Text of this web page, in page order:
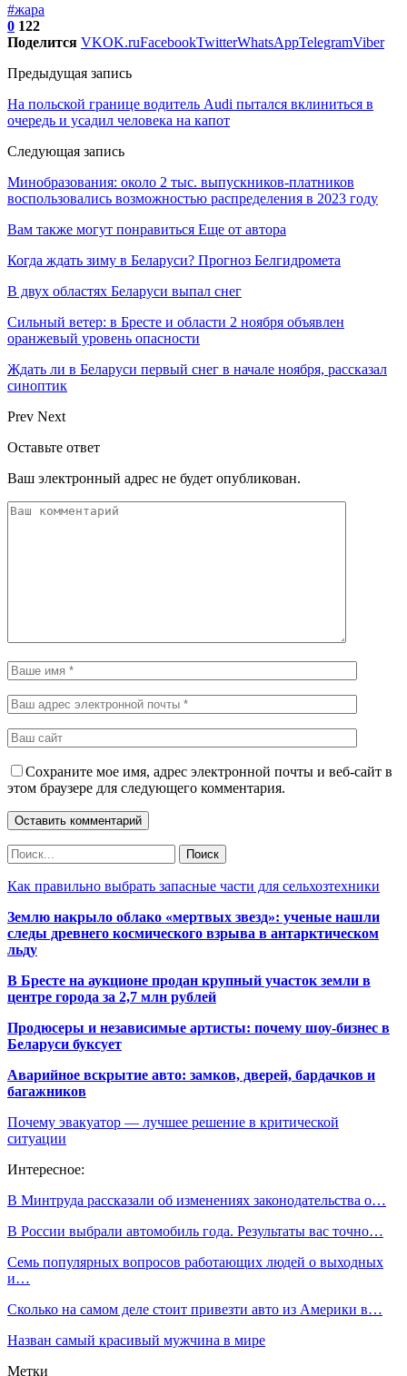
#жара
0 122
Поделится VKOK.ruFacebookTwitterWhatsAppTelegramViber
Предыдущая запись
На польской границе водитель Audi пытался вклиниться в
очередь и усадил человека на капот
Следующая запись
Минобразования: около 2 тыс. выпускников-платников
воспользовались возможностью распределения в 2023 году
Вам также могут понравиться Еще от автора
Когда ждать зиму в Беларуси? Прогноз Белгидромета
В двух областях Беларуси выпал снег
Сильный ветер: в Бресте и области 2 ноября объявлен
оранжевый уровень опасности
Ждать ли в Беларуси первый снег в начале ноября, рассказал
синоптик
Prev Next
Оставьте ответ
Ваш электронный адрес не будет опубликован.
Сохраните мое имя, адрес электронной почты и веб-сайт в
этом браузере для следующего комментария.
Как правильно выбрать запасные части для сельхозтехники
Землю накрыло облако «мертвых звезд»: ученые нашли
следы древнего космического взрыва в антарктическом
льду
В Бресте на аукционе продан крупный участок земли в
центре города за 2,7 млн рублей
Продюсеры и независимые артисты: почему шоу-бизнес в
Беларуси буксует
Аварийное вскрытие авто: замков, дверей, бардачков и
багажников
Почему эвакуатор — лучшее решение в критической
ситуации
Интересное:
В Минтруда рассказали об изменениях законодательства о…
В России выбрали автомобиль года. Результаты вас точно…
Семь популярных вопросов работающих людей о выходных
и…
Сколько на самом деле стоит привезти авто из Америки в…
Назван самый красивый мужчина в мире
Метки